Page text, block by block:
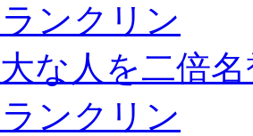
ンクリン
な人を二倍
ンクリン